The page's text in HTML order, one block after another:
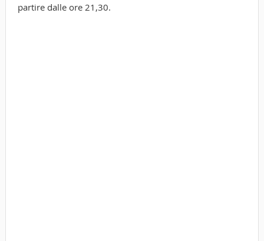
partire dalle ore 21,30.